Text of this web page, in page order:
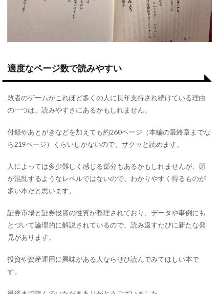
適度なページ数で読みやすい
敗者のゲームがこれほど多くの人に長年支持され続けている理由
の一つは、読みやすさにあるかもしれません。
付録やあとがきなどを加えても約260ページ（本編の最終章までな
ら219ページ）くらいしかないので、サクッと読めます。
人によっては多少難しく感じる部分もあるかもしれませんが、頭
が混乱するようなレベルではないので、わかりやすく得るものが
多い本だと思います。
証券市場と証券投資の性質が整理されており、データや事例にも
とづいて論理的に解説されているので、読み返すたびに新たな発
見があります。
投資や資産運用に興味がある人ならぜひ読んでみてほしい本で
す。